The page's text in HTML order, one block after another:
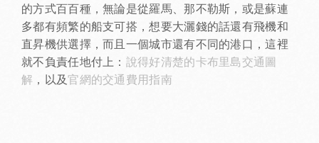
的方式百百種，無論是從羅馬、那不勒斯，或是蘇連
多都有頻繁的船支可搭，想要大灑錢的話還有飛機和
直昇機供選擇，而且一個城市還有不同的港口，這裡
就不負責任地付上： 說得好清楚的卡布里島交通圖
解 ，以及官網的交通費用指南